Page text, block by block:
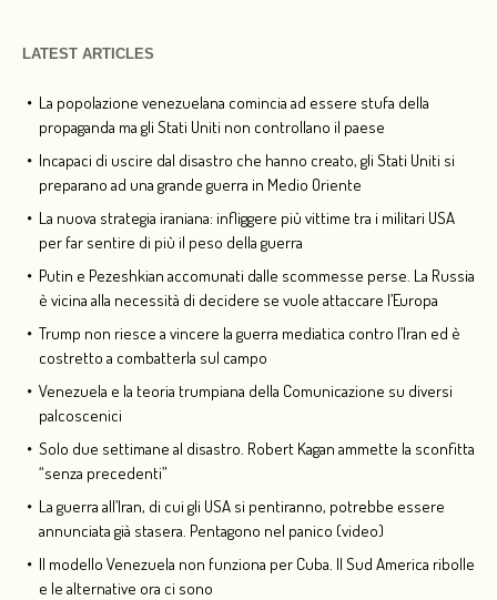
LATEST ARTICLES
La popolazione venezuelana comincia ad essere stufa della
propaganda ma gli Stati Uniti non controllano il paese
Incapaci di uscire dal disastro che hanno creato, gli Stati Uniti si
preparano ad una grande guerra in Medio Oriente
La nuova strategia iraniana: infliggere più vittime tra i militari USA
per far sentire di più il peso della guerra
Putin e Pezeshkian accomunati dalle scommesse perse. La Russia
è vicina alla necessità di decidere se vuole attaccare l’Europa
Trump non riesce a vincere la guerra mediatica contro l’Iran ed è
costretto a combatterla sul campo
Venezuela e la teoria trumpiana della Comunicazione su diversi
palcoscenici
Solo due settimane al disastro. Robert Kagan ammette la sconfitta
“senza precedenti”
La guerra all’Iran, di cui gli USA si pentiranno, potrebbe essere
annunciata già stasera. Pentagono nel panico (video)
Il modello Venezuela non funziona per Cuba. Il Sud America ribolle
e le alternative ora ci sono